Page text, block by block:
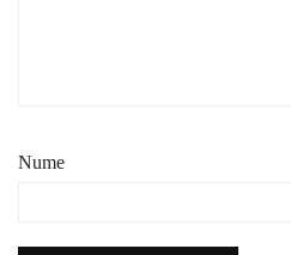
Nume